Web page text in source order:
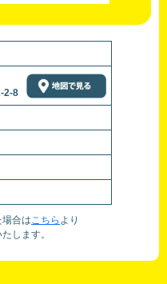
2-8
合はこちら より
します。